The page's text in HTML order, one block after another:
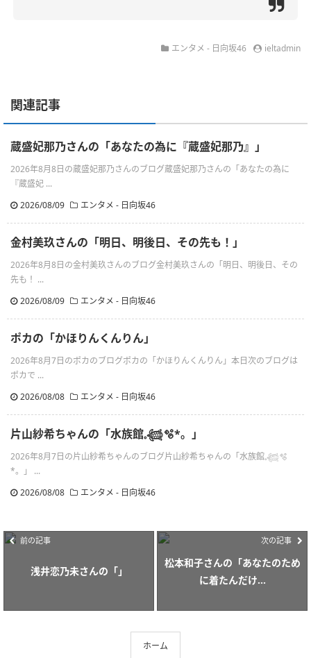
エンタメ - 日向坂46 ieltadmin
関連記事
蔵盛妃那乃さんの「あなたの為に『蔵盛妃那乃』」
2026年8月8日の蔵盛妃那乃さんのブログ蔵盛妃那乃さんの「あなたの為に
『蔵盛妃 ...
2026/08/09
エンタメ - 日向坂46
金村美玖さんの「明日、明後日、その先も！」
2026年8月8日の金村美玖さんのブログ金村美玖さんの「明日、明後日、その
先も！ ...
2026/08/09
エンタメ - 日向坂46
ポカの「かほりんくんりん」
2026年8月7日のポカのブログポカの「かほりんくんりん」本日次のブログは
ポカで ...
2026/08/08
エンタメ - 日向坂46
片山紗希ちゃんの「水族館𓈒𓆉🫧‪*。」
2026年8月7日の片山紗希ちゃんのブログ片山紗希ちゃんの「水族館𓈒𓆉🫧‪
*。」 ...
2026/08/08
エンタメ - 日向坂46
前の記事
浅井恋乃未さんの「」
次の記事
松本和子さんの「あなたのため
に着たんだけ...
ホーム